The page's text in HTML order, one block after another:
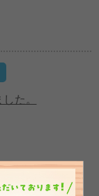
た。